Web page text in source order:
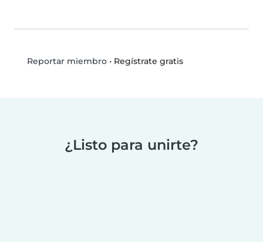
Reportar miembro• Regístrate gratis
¿Listo para unirte?